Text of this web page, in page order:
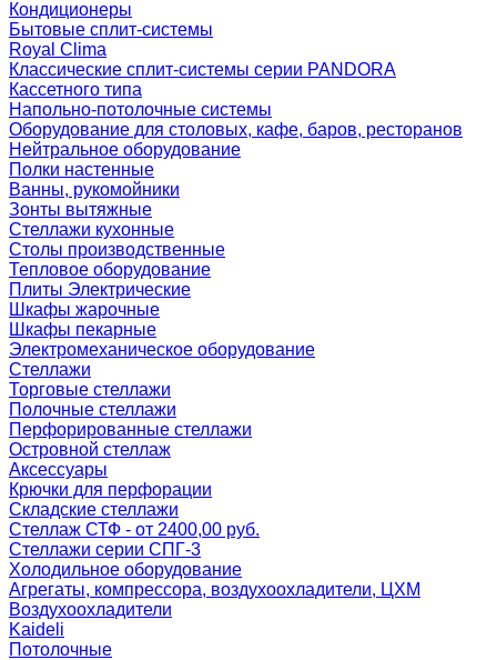
Кондиционеры
Бытовые сплит-системы
Royal Clima
Классические сплит-системы серии PANDORA
Кассетного типа
Напольно-потолочные системы
Оборудование для столовых, кафе, баров, ресторанов
Нейтральное оборудование
Полки настенные
Ванны, рукомойники
Зонты вытяжные
Стеллажи кухонные
Столы производственные
Тепловое оборудование
Плиты Электрические
Шкафы жарочные
Шкафы пекарные
Электромеханическое оборудование
Стеллажи
Торговые стеллажи
Полочные стеллажи
Перфорированные стеллажи
Островной стеллаж
Аксессуары
Крючки для перфорации
Складские стеллажи
Стеллаж СТФ - от 2400,00 руб.
Стеллажи серии СПГ-3
Холодильное оборудование
Агрегаты, компрессора, воздухоохладители, ЦХМ
Воздухоохладители
Kaideli
Потолочные